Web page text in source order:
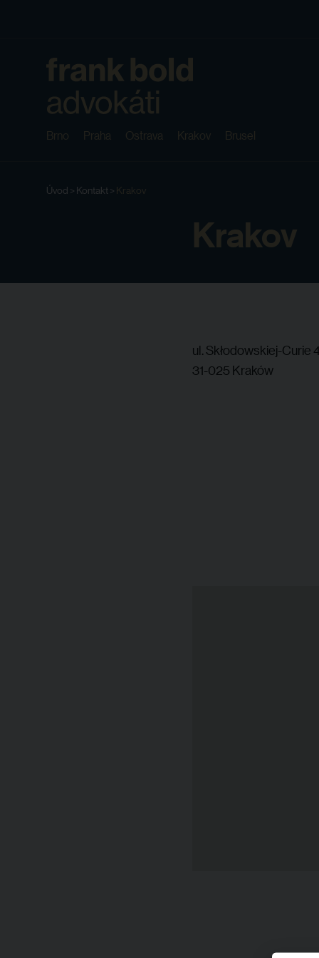
Brno Praha Ostrava Krakov Brusel
Úvod > Kontakt> Krakov
Krakov
ul. Skłodowskiej-Curie
31-025 Kraków